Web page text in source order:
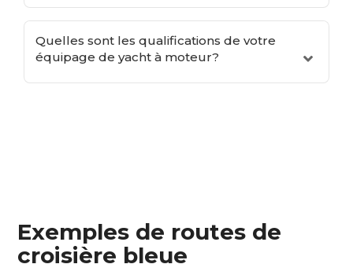
Quelles sont les qualifications de votre
équipage de yacht à moteur?
Exemples de routes de
croisière bleue